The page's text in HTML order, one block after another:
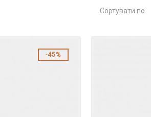
Сортувати по
45%